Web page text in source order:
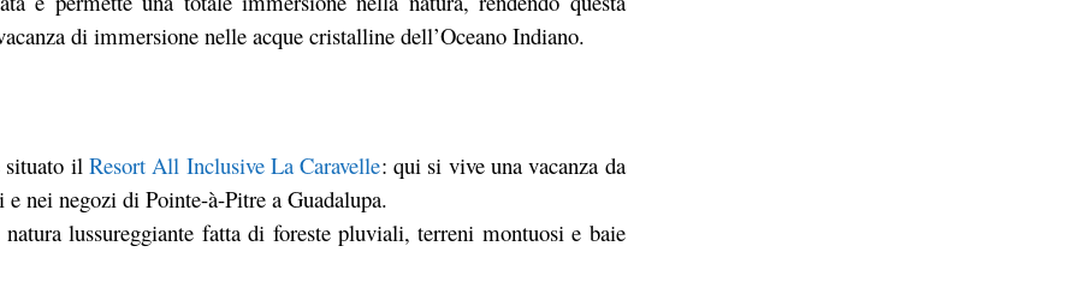
di immersione nelle acque cristalline dell’Oceano Indiano.
situato il Resort All Inclusive La Caravelle: qui si vive una vacanza da
nei negozi di Pointe-à-Pitre a Guadalupa.
lussureggiante fatta di foreste pluviali, terreni montuosi e baie